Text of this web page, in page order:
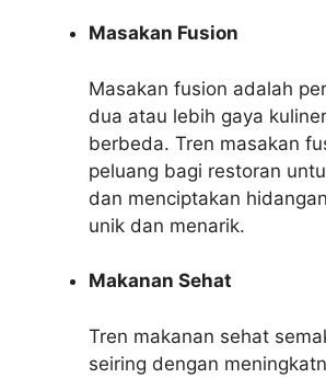
Masakan Fusion
Masakan fusion adalah
dua atau lebih gaya
berbeda. Tren masakan
peluang bagi restoran
dan menciptakan
unik dan menarik.
Makanan Sehat
Tren makanan sehat
seiring dengan